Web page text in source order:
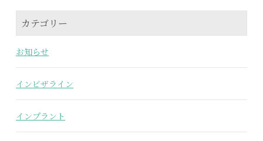
カテゴリー
お知らせ
インビザライン
インプラント